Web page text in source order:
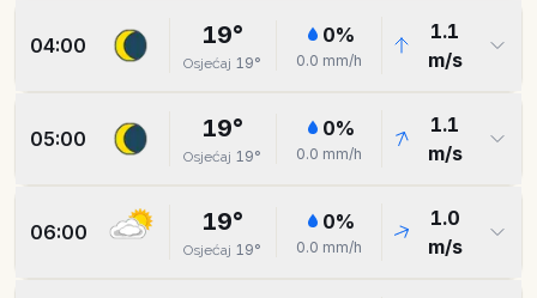
04:00 19°
Osjećaj 19°
0%
0.0 mm/h
1.1
m/s
05:00 19°
Osjećaj 19°
0%
0.0 mm/h
1.1
m/s
06:00 19°
Osjećaj 19°
0%
0.0 mm/h
1.0
m/s